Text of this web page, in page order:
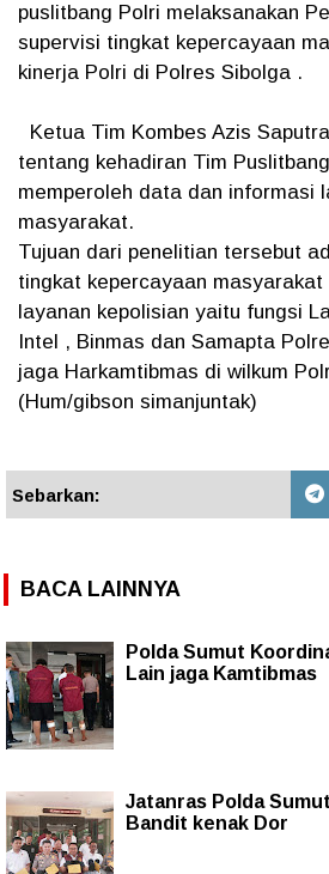
puslitbang Polri melaksanakan
supervisi tingkat kepercayaan
kinerja Polri di Polres Sibolga .
Ketua Tim Kombes Azis
tentang kehadiran Tim
memperoleh data dan informasi
masyarakat.
Tujuan dari penelitian tersebut
tingkat kepercayaan masyarakat
layanan kepolisian yaitu fungsi
Intel , Binmas dan Samapta
jaga Harkamtibmas di wilkum
(Hum/gibson simanjuntak)
Sebarkan:
BACA LAINNYA
Polda Sumut
Lain jaga Kamtibmas
Jatanras Polda
Bandit kenak Dor